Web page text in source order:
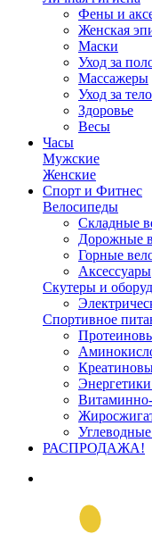
Фены и
Женская
Маски
Уход за
Массажеры
Уход за
Здоровье
Весы
Часы
Мужские
Женские
Спорт и Фитнес
Велосипеды
Складные
Дорожные
Горные
Аксессуары
Скутеры и
Спортивное
РАСПРОДАЖА!